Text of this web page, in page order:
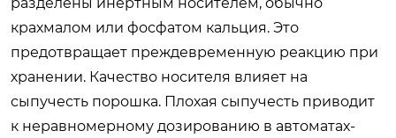
крахмалом или фосфатом кальция. Это
предотвращает преждевременную реакцию при
хранении. Качество носителя влияет на
сыпучесть порошка. Плохая сыпучесть приводит
к неравномерному дозированию в автоматах-